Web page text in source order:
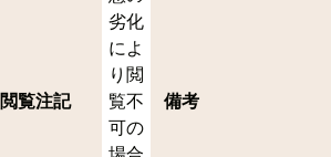
閲覧注記
劣化
によ
り閲
覧不
可の
備考